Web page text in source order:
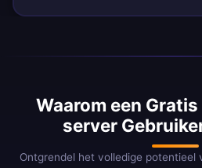
Waarom een
server
Ontgrendel het volledige potentieel